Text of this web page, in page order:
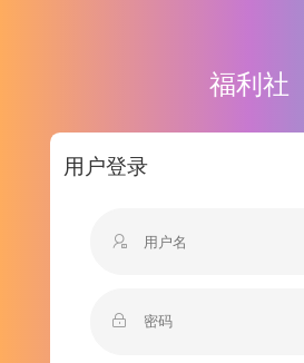
福利社
用户登录